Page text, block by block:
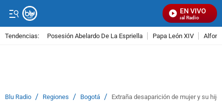
EN VIVO
Señal Visual Radio
Tendencias: Posesión Abelardo De La Espriella Papa León XIV
Blu Radio / Regiones / Bogotá / Extraña desaparición de mujer y su